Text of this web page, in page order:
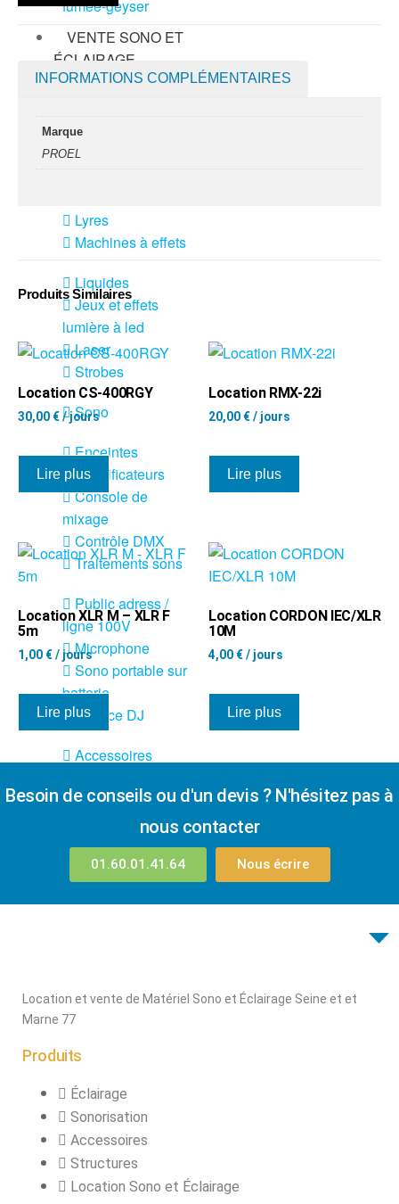
fumée-geyser
VENTE SONO ET
ÉCLAIRAGE
Projecteurs LED
Accessoires
éclairage
Lyres
Machines à effets
Liquides
Jeux et effets
lumière à led
Laser
Strobes
Sono
Enceintes
Amplificateurs
Console de
mixage
Contrôle DMX
Traitements sons
Public adress /
ligne 100V
Microphone
Sono portable sur
batterie
Espace DJ
Accessoires
Câbles et
Structures, ponts
et pieds
Structure pro alu
INFORMATIONS COMPLÉMENTAIRES
Marque
PROEL
Produits Similaires
Location CS-400RGY
30,00 €/ jours
Lire plus
Location RMX-22i
20,00 €/ jours
Lire plus
Location XLR M – XLR F
5m
1,00 €/ jours
Lire plus
Location CORDON IEC/XLR
10M
4,00 €/ jours
Lire plus
Besoin de conseils ou d'un devis ? N'hésitez pas à
nous contacter
01.60.01.41.64 Nous écrire
Location et vente de Matériel Sono et Éclairage Seine et et
Marne 77
Produits
Éclairage
Sonorisation
Accessoires
Structures
Location Sono et Éclairage